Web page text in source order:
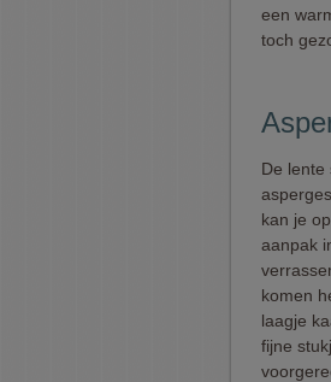
een
toch
De lente
kan je
aanpak
komen
laagje
fijne